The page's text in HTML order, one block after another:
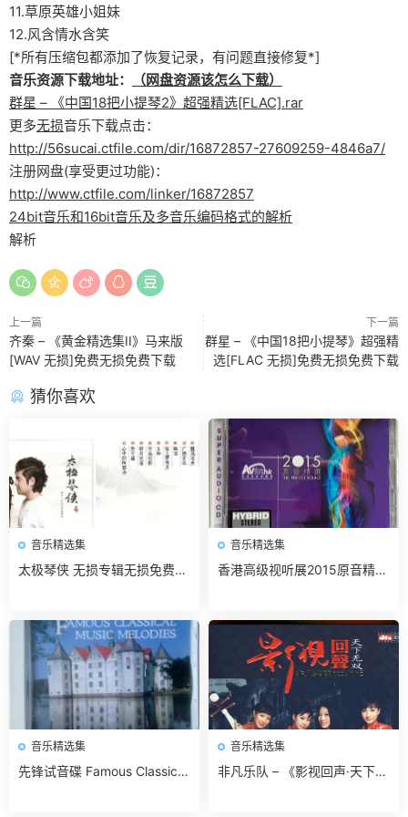
11.草原英雄小姐妹
12.风含情水含笑
[*所有压缩包都添加了恢复记录，有问题直接修复*]
音乐资源下载地址：
（网盘资源该怎么下载）
群星 – 《中国18把小提琴2》超强精选[FLAC].rar
更多无损音乐下载点击：
http://56sucai.ctfile.com/dir/16872857-27609259-4846a7/
注册网盘(享受更过功能)：
http://www.ctfile.com/linker/16872857
24bit音乐和16bit音乐及多音乐编码格式的解析
解析
上一篇
齐秦 – 《黄金精选集II》马来版
[WAV 无损]免费无损免费下载
下一篇
群星 – 《中国18把小提琴》超强精
选[FLAC 无损]免费无损免费下载
猜你喜欢
音乐精选集
太极琴侠 无损专辑无损免费下
音乐精选集
香港高级视听展2015原音精选
音乐精选集
先锋试音碟 Famous Classical
音乐精选集
非凡乐队 – 《影视回声·天下无